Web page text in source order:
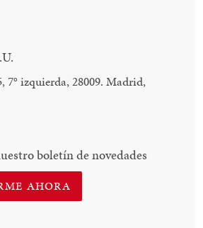
7° izquierda, 28009. Madrid,
boletín de novedades
AHORA